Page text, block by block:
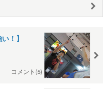
！】
コメント(5)